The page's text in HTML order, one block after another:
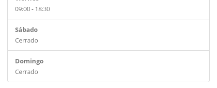
09:00 - 18:30
Sábado
Cerrado
Domingo
Cerrado